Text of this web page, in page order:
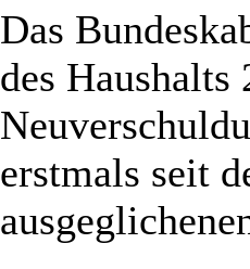
Das
des
erstmals seit